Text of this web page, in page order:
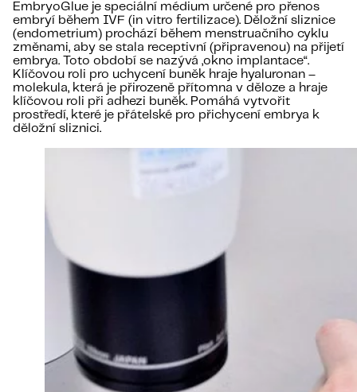
EmbryoGlue je speciální médium určené pro přenos
embryí během IVF (in vitro fertilizace). Děložní sliznice
(endometrium) prochází během menstruačního cyklu
změnami, aby se stala receptivní (připravenou) na přijetí
embrya. Toto období se nazývá „okno implantace“.
Klíčovou roli pro uchycení buněk hraje hyaluronan –
molekula, která je přirozeně přítomna v děloze a hraje
klíčovou roli při adhezi buněk. Pomáhá vytvořit
prostředí, které je přátelské pro přichycení embrya k
děložní sliznici.